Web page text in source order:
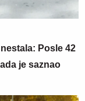
Posle 42
je saznao